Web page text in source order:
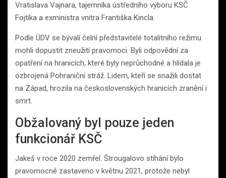
Vratislava Vajnara, tajemníka ústředního výboru KSČ
Fojtíka a exministra vnitra Františka Kincla.
Podle ÚDV se bývalí čelní představitelé totalitního režimu
mohli dopustit zneužití pravomoci. Byli odpovědní za
opatření na hranicích, které byly neprůchodné a hlídala je
ozbrojená Pohraniční stráž. Lidem, kteří se snažili dostat
na Západ, hrozila na československých hranicích zranění i
smrt.
Obžalovaný byl pouze jeden
funkcionář KSČ
Jakeš v roce 2020 zemřel. Štrougalovo stíhání bylo
pravomocně zastaveno v květnu 2021, protože nebyl